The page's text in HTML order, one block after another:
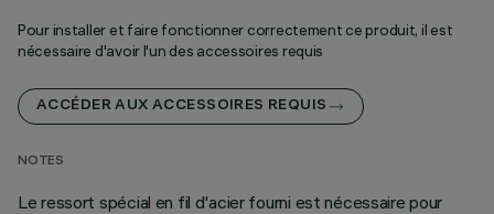
Pour installer et faire fonctionner correctement ce produit, il est
nécessaire d'avoir l'un des accessoires requis
ACCÉDER AUX ACCESSOIRES REQUIS
NOTES
Le ressort spécial en fil d'acier fourni est nécessaire pour